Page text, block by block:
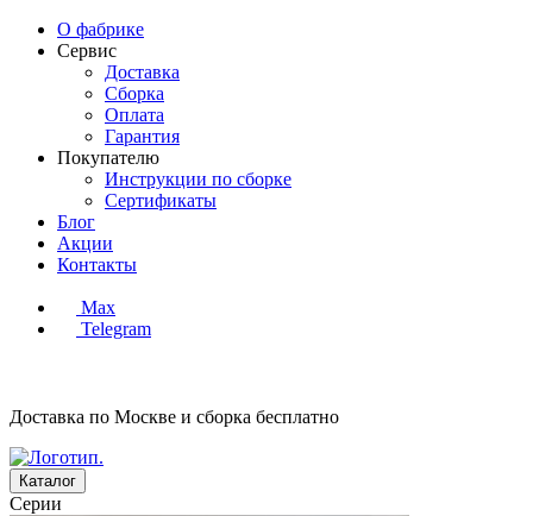
О фабрике
Сервис
Доставка
Сборка
Оплата
Гарантия
Покупателю
Инструкции по сборке
Сертификаты
Блог
Акции
Контакты
Max
Telegram
Доставка по Москве и сборка бесплатно
Каталог
Серии